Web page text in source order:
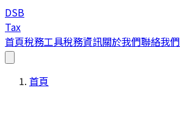
DSB
Tax
首頁稅務工具稅務資訊關於我們聯絡我們
首頁